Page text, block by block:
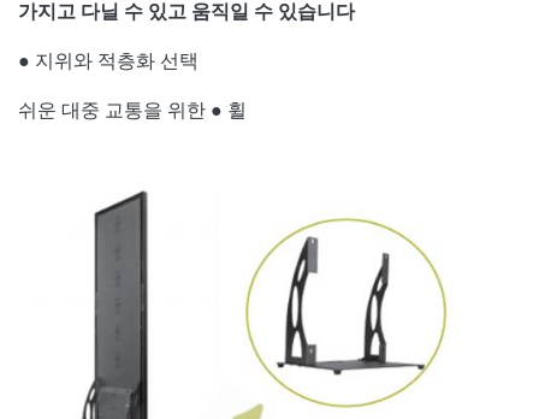
가지고 다닐 수 있고 움직일 수 있습니다
● 지위와 적층화 선택
쉬운 대중 교통을 위한 ● 휠